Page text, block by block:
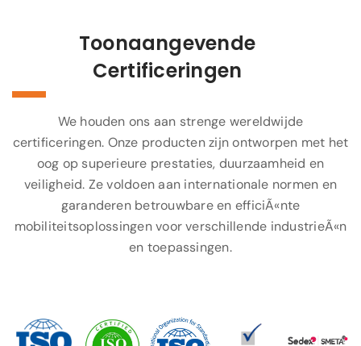
Toonaangevende
Certificeringen
We houden ons aan strenge wereldwijde
certificeringen. Onze producten zijn ontworpen met het
oog op superieure prestaties, duurzaamheid en
veiligheid. Ze voldoen aan internationale normen en
garanderen betrouwbare en efficiÃ«nte
mobiliteitsoplossingen voor verschillende industrieÃ«n
en toepassingen.